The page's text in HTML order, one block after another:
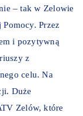
– tak w Zelowie
Przez
i pozytywną
z
celu. Na
Duże
Zelów, które